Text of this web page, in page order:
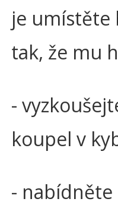
je
tak, že mu
-
koupel v
-